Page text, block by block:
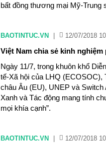
bất đồng thương mại Mỹ-Trung
BAOTINTUC.VN 12/07/2018
Việt Nam chia sẻ kinh
Ngày 11/7, trong khuôn khổ
tế-Xã hội của LHQ (ECOSOC),
châu Âu (EU), UNEP và
Xanh và Tác động mang tính
mọi khía cạnh”.
BAOTINTUC.VN 12/07/2018